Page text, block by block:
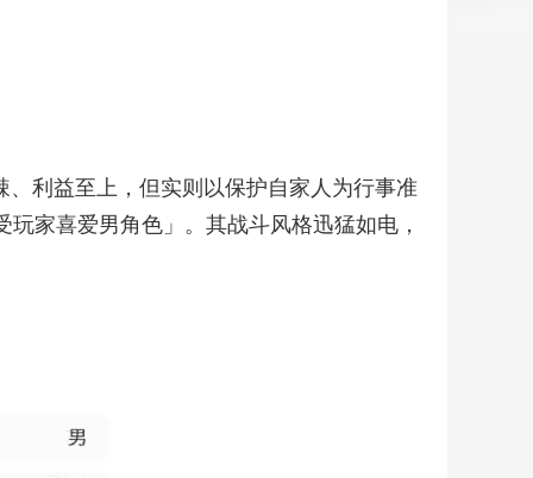
利益至上，但实则以保护自家人为行事准
家喜爱男角色」。其战斗风格迅猛如电，